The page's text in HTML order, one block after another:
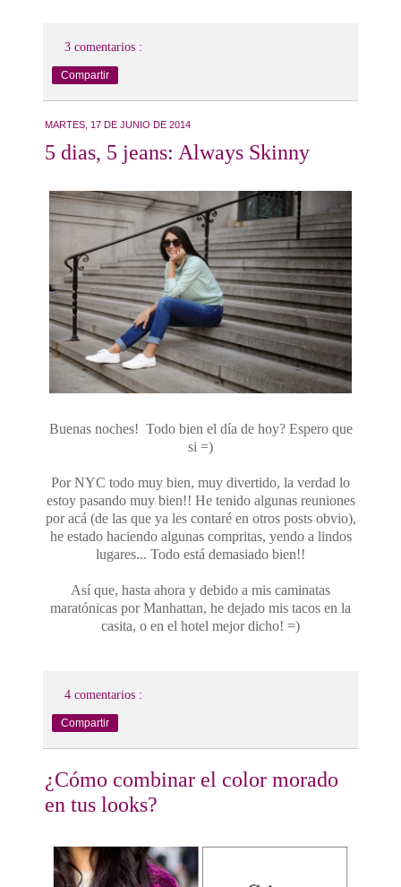
3 comentarios :
Compartir
MARTES, 17 DE JUNIO DE 2014
5 dias, 5 jeans: Always Skinny
Buenas noches! Todo bien el día de hoy? Espero que
si =)
Por NYC todo muy bien, muy divertido, la verdad lo
estoy pasando muy bien!! He tenido algunas reuniones
por acá (de las que ya les contaré en otros posts obvio),
he estado haciendo algunas compritas, yendo a lindos
lugares... Todo está demasiado bien!!
Así que, hasta ahora y debido a mis caminatas
maratónicas por Manhattan, he dejado mis tacos en la
casita, o en el hotel mejor dicho! =)
4 comentarios :
Compartir
¿Cómo combinar el color morado
en tus looks?